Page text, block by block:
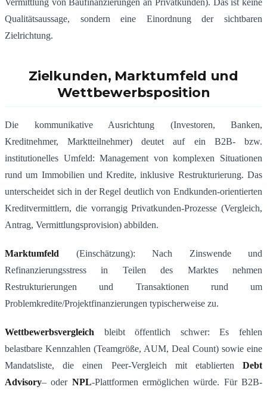
Vermittlung von Baufinanzierungen an Privatkunden). Das ist keine
Qualitätsaussage, sondern eine Einordnung der sichtbaren
Zielrichtung.
Zielkunden, Marktumfeld und
Wettbewerbsposition
Die kommunikative Ausrichtung (Investoren, Banken,
Kreditnehmer, Marktteilnehmer) deutet auf ein B2B- bzw.
institutionelles Umfeld: Management von komplexen Situationen
rund um Immobilien und Kredite, inklusive Restrukturierung. Das
unterscheidet sich in der Regel deutlich von Endkunden-orientierten
Kreditvermittlern, die vorrangig Privatkunden-Prozesse (Vergleich,
Antrag, Vermittlungsprovision) abbilden.
Marktumfeld (Einschätzung): Nach Zinswende und
Refinanzierungsstress in Teilen des Marktes nehmen
Restrukturierungen und Transaktionen rund um
Problemkredite/Projektfinanzierungen typischerweise zu.
Wettbewerbsvergleich bleibt öffentlich schwer: Es fehlen
belastbare Kennzahlen (Teamgröße, AUM, Deal Count) sowie eine
Mandatsliste, die einen Peer-Vergleich mit etablierten Debt
Advisory– oder NPL-Plattformen ermöglichen würde. Für B2B-